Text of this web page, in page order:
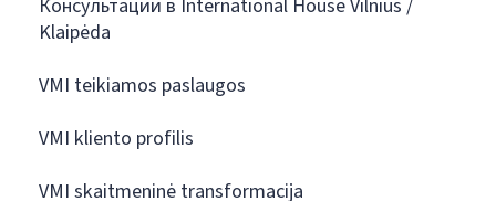
Консультации в International House Vilnius /
Klaipėda
VMI teikiamos paslaugos
VMI kliento profilis
VMI skaitmeninė transformacija